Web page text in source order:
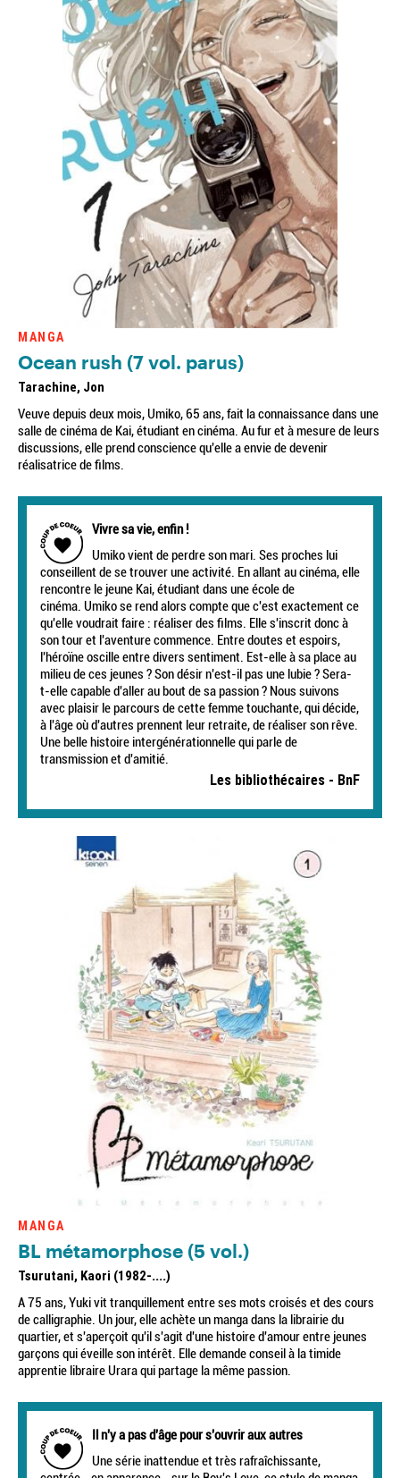
MANGA
Ocean rush (7 vol. parus)
Tarachine, Jon
Veuve depuis deux mois, Umiko, 65 ans, fait la connaissance dans une
salle de cinéma de Kai, étudiant en cinéma. Au fur et à mesure de leurs
discussions, elle prend conscience qu'elle a envie de devenir
réalisatrice de films.
Vivre sa vie, enfin !
Umiko vient de perdre son mari. Ses proches lui
conseillent de se trouver une activité. En allant au cinéma, elle
rencontre le jeune Kai, étudiant dans une école de
cinéma. Umiko se rend alors compte que c'est exactement ce
qu'elle voudrait faire : réaliser des films. Elle s'inscrit donc à
son tour et l'aventure commence. Entre doutes et espoirs,
l'héroïne oscille entre divers sentiment. Est-elle à sa place au
milieu de ces jeunes ? Son désir n'est-il pas une lubie ? Sera-
t-elle capable d'aller au bout de sa passion ? Nous suivons
avec plaisir le parcours de cette femme touchante, qui décide,
à l'âge où d'autres prennent leur retraite, de réaliser son rêve.
Une belle histoire intergénérationnelle qui parle de
transmission et d'amitié.
Les bibliothécaires - BnF
MANGA
BL métamorphose (5 vol.)
Tsurutani, Kaori (1982-....)
A 75 ans, Yuki vit tranquillement entre ses mots croisés et des cours
de calligraphie. Un jour, elle achète un manga dans la librairie du
quartier, et s'aperçoit qu'il s'agit d'une histoire d'amour entre jeunes
garçons qui éveille son intérêt. Elle demande conseil à la timide
apprentie libraire Urara qui partage la même passion.
Il n'y a pas d'âge pour s'ouvrir aux autres
Une série inattendue et très rafraîchissante,